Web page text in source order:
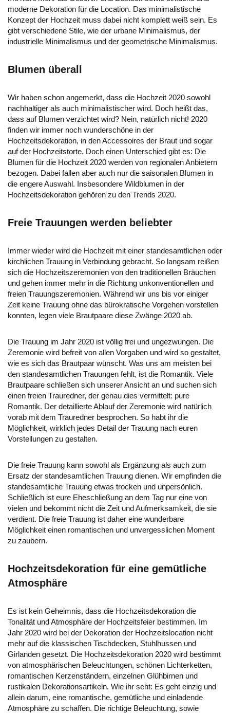
moderne Dekoration für die Location. Das minimalistische
Konzept der Hochzeit muss dabei nicht komplett weiß sein. Es
gibt verschiedene Stile, wie der urbane Minimalismus, der
industrielle Minimalismus und der geometrische Minimalismus.
Blumen überall
Wir haben schon angemerkt, dass die Hochzeit 2020 sowohl
nachhaltiger als auch minimalistischer wird. Doch heißt das,
dass auf Blumen verzichtet wird? Nein, natürlich nicht! 2020
finden wir immer noch wunderschöne in der
Hochzeitsdekoration, in den Accessoires der Braut und sogar
auf der Hochzeitstorte. Doch einen Unterschied gibt es: Die
Blumen für die Hochzeit 2020 werden von regionalen Anbietern
bezogen. Dabei fallen aber auch nur die saisonalen Blumen in
die engere Auswahl. Insbesondere Wildblumen in der
Hochzeitsdekoration gehören zu den Trends 2020.
Freie Trauungen werden beliebter
Immer wieder wird die Hochzeit mit einer standesamtlichen oder
kirchlichen Trauung in Verbindung gebracht. So langsam reißen
sich die Hochzeitszeremonien von den traditionellen Bräuchen
und gehen immer mehr in die Richtung unkonventionellen und
freien Trauungszeremonien. Während wir uns bis vor einiger
Zeit keine Trauung ohne das bürokratische Vorgehen vorstellen
konnten, legen viele Brautpaare diese Zwänge 2020 ab.
Die Trauung im Jahr 2020 ist völlig frei und ungezwungen. Die
Zeremonie wird befreit von allen Vorgaben und wird so gestaltet,
wie es sich das Brautpaar wünscht. Was uns am meisten bei
den standesamtlichen Trauungen fehlt, ist die Romantik. Viele
Brautpaare schließen sich unserer Ansicht an und suchen sich
einen freien Trauredner, der genau dies vermittelt: pure
Romantik. Der detaillierte Ablauf der Zeremonie wird natürlich
vorab mit dem Trauredner besprochen. So habt ihr die
Möglichkeit, wirklich jedes Detail der Trauung nach euren
Vorstellungen zu gestalten.
Die freie Trauung kann sowohl als Ergänzung als auch zum
Ersatz der standesamtlichen Trauung dienen. Wir empfinden die
standesamtliche Trauung etwas trocken und unpersönlich.
Schließlich ist eure Eheschließung an dem Tag nur eine von
vielen und bekommt nicht die Zeit und Aufmerksamkeit, die sie
verdient. Die freie Trauung ist daher eine wunderbare
Möglichkeit einen romantischen und unvergesslichen Moment
zu zaubern.
Hochzeitsdekoration für eine gemütliche
Atmosphäre
Es ist kein Geheimnis, dass die Hochzeitsdekoration die
Tonalität und Atmosphäre der Hochzeitsfeier bestimmen. Im
Jahr 2020 wird bei der Dekoration der Hochzeitslocation nicht
mehr auf die klassischen Tischdecken, Stuhlhussen und
Girlanden gesetzt. Die Hochzeitsdekoration 2020 wird bestimmt
von atmosphärischen Beleuchtungen, schönen Lichterketten,
romantischen Kerzenständern, einzelnen Glühbirnen und
rustikalen Dekorationsartikeln. Wie ihr seht: Es geht einzig und
allein darum, eine romantische, gemütliche und einladende
Atmosphäre zu schaffen. Die richtige Beleuchtung, sowie